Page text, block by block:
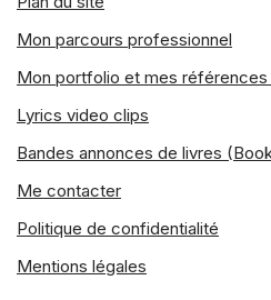
Mon parcours professionnel
Mon portfolio et mes références
Lyrics video clips
Bandes annonces de livres
Me contacter
Politique de confidentialité
Mentions légales